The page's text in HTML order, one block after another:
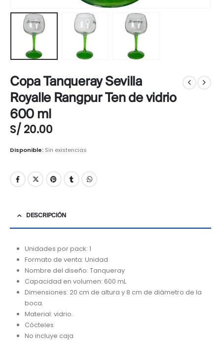
Copa Tanqueray Sevilla
Royalle Rangpur Ten de vidrio
600 ml
S/ 20.00
Disponible: Sin existencias
DESCRIPCIÓN
Unidades por pack: 1
Formato de venta: Unidad
Nombre del diseño: Tanqueray
Capacidad en volumen: 600 mL
Dimensiones: 20 cm de altura y 8 cm de diámetro de la
boca.
Material: vidrio.
Cócteles
No incluye caja